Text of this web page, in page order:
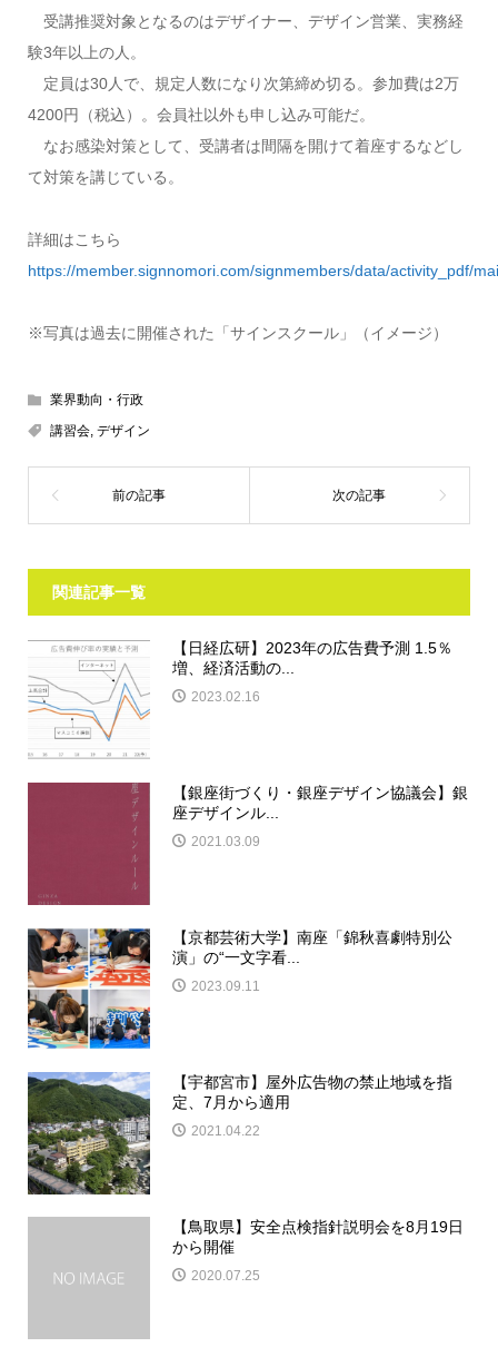
受講推奨対象となるのはデザイナー、デザイン営業、実務経
験3年以上の人。
定員は30人で、規定人数になり次第締め切る。参加費は2万
4200円（税込）。会員社以外も申し込み可能だ。
なお感染対策として、受講者は間隔を開けて着座するなどし
て対策を講じている。
詳細はこちら
https://member.signnomori.com/signmembers/data/activity_pdf/
※写真は過去に開催された「サインスクール」（イメージ）
業界動向・行政
講習会, デザイン
関連記事一覧
【日経広研】2023年の広告費予測 1.5％
増、経済活動の...
2023.02.16
【銀座街づくり・銀座デザイン協議会】銀
座デザインル...
2021.03.09
【京都芸術大学】南座「錦秋喜劇特別公
演」の“一文字看...
2023.09.11
【宇都宮市】屋外広告物の禁止地域を指
定、7月から適用
2021.04.22
【鳥取県】安全点検指針説明会を8月19日
から開催
2020.07.25